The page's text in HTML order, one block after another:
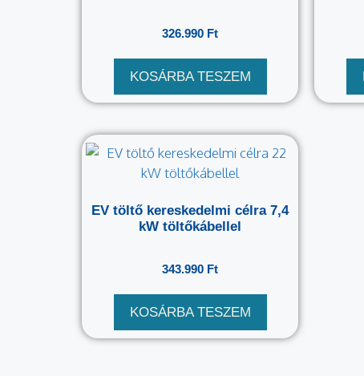
326.990 Ft
KOSÁRBA TESZEM
EV töltő kereskedelmi célra 7,4
kW töltőkábellel
343.990 Ft
KOSÁRBA TESZEM